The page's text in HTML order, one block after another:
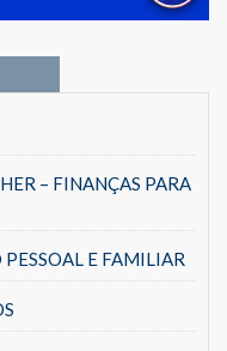
– FINANÇAS PARA
E FAMILIAR